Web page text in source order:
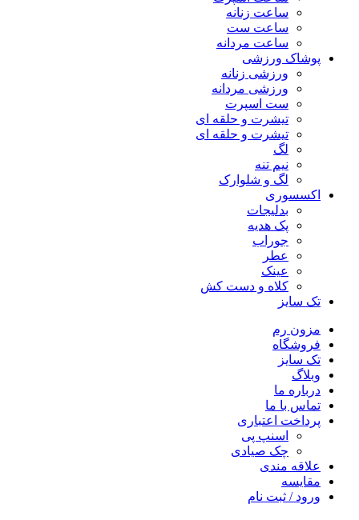
ساعت زنانه
ساعت ست
ساعت مردانه
پوشاک ورزشی
ورزشی زنانه
ورزشی مردانه
ست اسپرت
تیشرت و حلقه ای
تیشرت و حلقه ای
لگ
نیم تنه
لگ و شلوارک
اکسسوری
بدلیجات
پک هدیه
جوراب
عطر
عینک
کلاه و دست کش
تک سایز
مزون رم
فروشگاه
تک سایز
وبلاگ
درباره ما
تماس با ما
پرداخت اعتباری
اسنپ پی
چک صیادی
علاقه مندی
مقايسه
ورود / ثبت نام